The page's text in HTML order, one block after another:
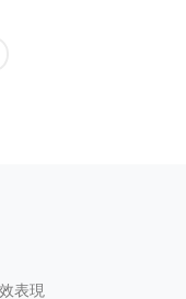
表現